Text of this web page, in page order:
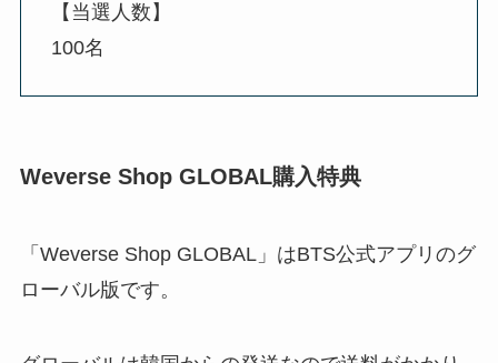
【当選人数】
100名
Weverse Shop GLOBAL購入特典
「Weverse Shop GLOBAL」はBTS公式アプリのグ
ローバル版です。